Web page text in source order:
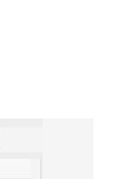
možete